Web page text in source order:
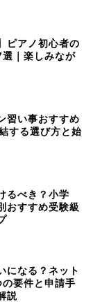
ピアノ初心者の
｜楽しみなが
習い事おすすめ
する選び方と始
るべき？小学
おすすめ受験級
になる？ネット
要件と申請手
説